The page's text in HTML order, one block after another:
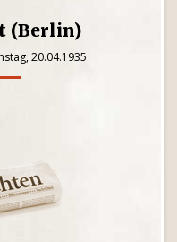
(Berlin)
20.04.1935